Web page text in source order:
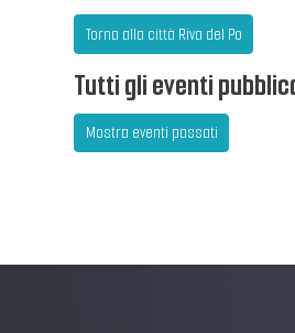
Torna alla città Riva del Po
Tutti gli eventi
Mostra eventi passati